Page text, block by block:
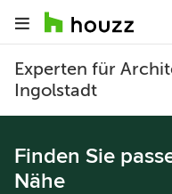
Experten für
Ingolstadt
Finden Sie
Nähe